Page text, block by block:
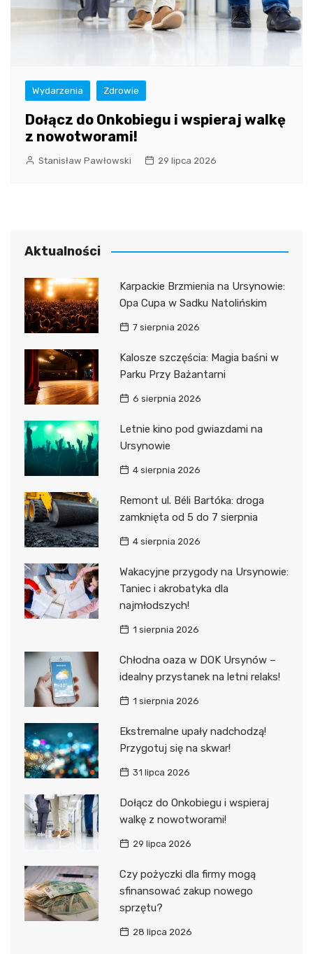
Wydarzenia Zdrowie
Dołącz do Onkobiegu i wspieraj walkę
z nowotworami!
Stanisław Pawłowski 29 lipca 2026
Aktualności
Karpackie Brzmienia na Ursynowie:
Opa Cupa w Sadku Natolińskim
7 sierpnia 2026
Kalosze szczęścia: Magia baśni w
Parku Przy Bażantarni
6 sierpnia 2026
Letnie kino pod gwiazdami na
Ursynowie
4 sierpnia 2026
Remont ul. Béli Bartóka: droga
zamknięta od 5 do 7 sierpnia
4 sierpnia 2026
Wakacyjne przygody na Ursynowie:
Taniec i akrobatyka dla
najmłodszych!
1 sierpnia 2026
Chłodna oaza w DOK Ursynów –
idealny przystanek na letni relaks!
1 sierpnia 2026
Ekstremalne upały nadchodzą!
Przygotuj się na skwar!
31 lipca 2026
Dołącz do Onkobiegu i wspieraj
walkę z nowotworami!
29 lipca 2026
Czy pożyczki dla firmy mogą
sfinansować zakup nowego
sprzętu?
28 lipca 2026